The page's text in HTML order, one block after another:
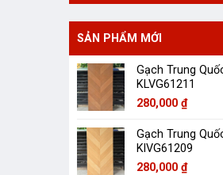
SẢN PHẨM MỚI
Gạch Trung
KLVG61211
280,000 ₫
Gạch Trung
KlVG61209
280,000 ₫